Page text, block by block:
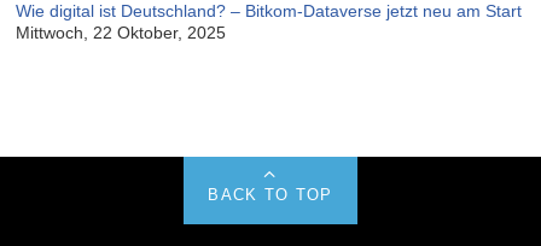
Wie digital ist Deutschland? – Bitkom-Dataverse jetzt neu am Start
Mittwoch, 22 Oktober, 2025
BACK TO TOP